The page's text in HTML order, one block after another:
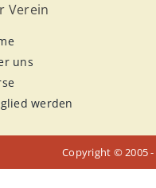
Verein
uns
werden
Copyright © 2005 -